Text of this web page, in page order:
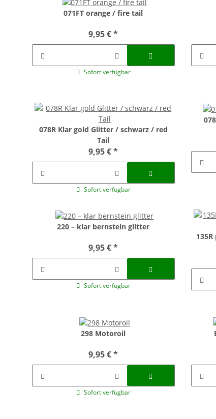
071FT orange / fire tail
9,95 €*
Sofort verfügbar
078R Klar gold Glitter / schwarz / red
Tail
9,95 €*
Sofort verfügbar
220 – klar bernstein glitter
9,95 €*
Sofort verfügbar
298 Motoroil
9,95 €*
Sofort verfügbar